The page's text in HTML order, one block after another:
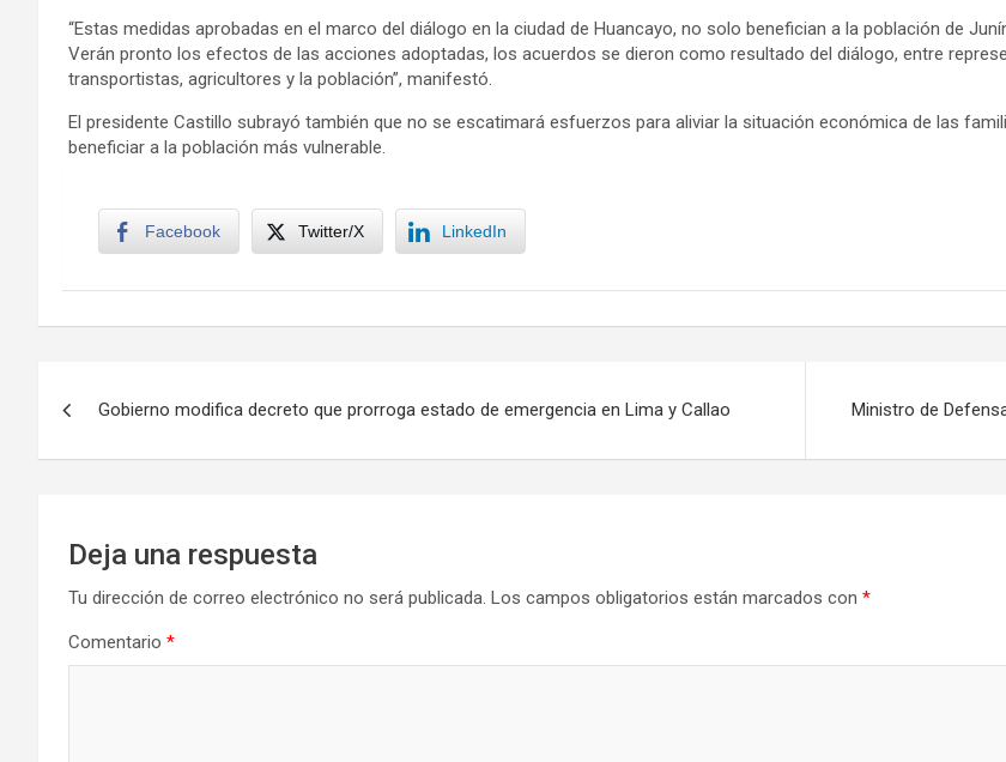
“Estas medidas aprobadas en el marco del diálogo en la ciudad de Huancayo, no solo benefician a la población de
Verán pronto los efectos de las acciones adoptadas, los acuerdos se dieron como resultado del diálogo, entre
transportistas, agricultores y la población”, manifestó.
El presidente Castillo subrayó también que no se escatimará esfuerzos para aliviar la situación económica de las
beneficiar a la población más vulnerable.
Facebook Twitter/X LinkedIn
Gobierno modifica decreto que prorroga estado de emergencia en Lima y Callao Ministro de
Deja una respuesta
Tu dirección de correo electrónico no será publicada. Los campos obligatorios están marcados con *
Comentario *